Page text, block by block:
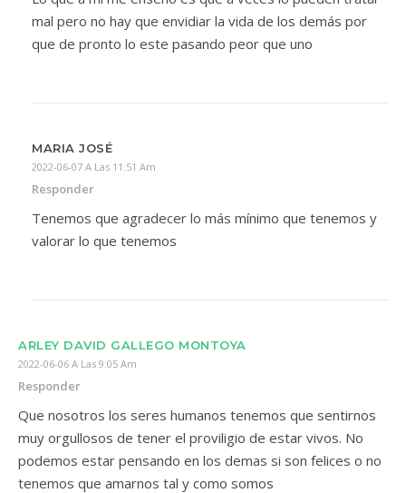
mal pero no hay que envidiar la vida de los demás por
que de pronto lo este pasando peor que uno
MARIA JOSÉ
2022-06-07 A Las 11:51 Am
Responder
Tenemos que agradecer lo más mínimo que tenemos y
valorar lo que tenemos
ARLEY DAVID GALLEGO MONTOYA
2022-06-06 A Las 9:05 Am
Responder
Que nosotros los seres humanos tenemos que sentirnos
muy orgullosos de tener el proviligio de estar vivos. No
podemos estar pensando en los demas si son felices o no
tenemos que amarnos tal y como somos